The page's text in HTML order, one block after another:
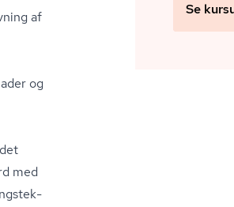
af
og
med
Se